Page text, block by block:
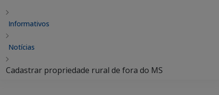
Informativos
Notícias
Cadastrar propriedade rural de fora do MS